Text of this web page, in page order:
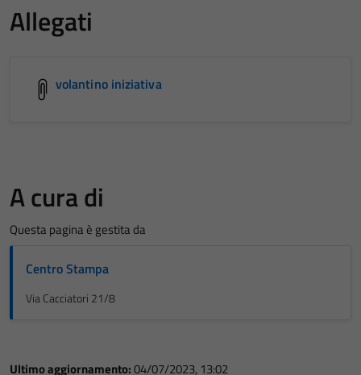
Allegati
volantino iniziativa
A cura di
Questa pagina è gestita da
Centro Stampa
Via Cacciatori 21/8
Ultimo aggiornamento:04/07/2023, 13:02